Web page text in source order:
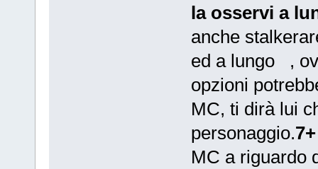
la osservi a
anche
ed a lungo ,
opzioni
MC, ti dirà lui
personaggio.7+
MC a riguardo